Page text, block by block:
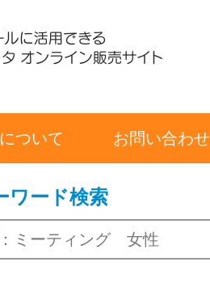
ついて お問い合わせ
ワード検索